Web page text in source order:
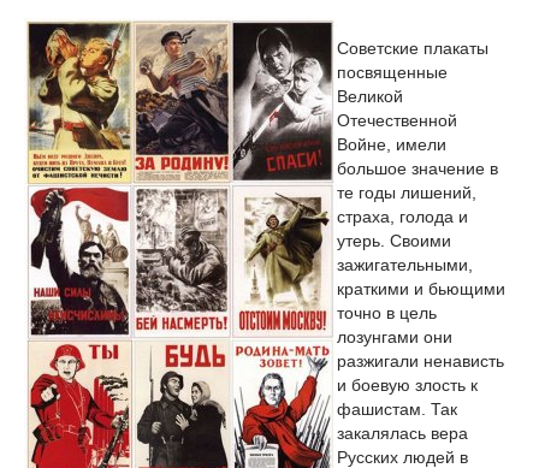
Советские плакаты
посвященные
Великой
Отечественной
Войне, имели
большое значение в
те годы лишений,
страха, голода и
утерь. Своими
зажигательными,
краткими и бьющими
точно в цель
лозунгами они
разжигали ненависть
и боевую злость к
фашистам. Так
закалялась вера
Русских людей в